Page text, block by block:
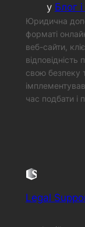
у Блог
Юридична
форматі
веб-сайти,
свою безпеку
час подбати і
Legal